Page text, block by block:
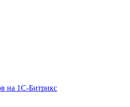
на 1С-Битрикс